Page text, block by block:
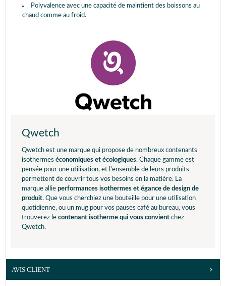
Polyvalence avec une capacité de maintient des boissons au
chaud comme au froid.
Qwetch
Qwetch est une marque qui propose de nombreux contenants
isothermes économiques et écologiques. Chaque gamme est
pensée pour une utilisation, et l'ensemble de leurs produits
permettent de couvrir tous vos besoins en la matière. La
marque allie performances isothermes et égance de design de
produit. Que vous cherchiez une bouteille pour une utilisation
quotidienne, ou un mug pour vos pauses café au bureau, vous
trouverez le contenant isotherme qui vous convient chez
Qwetch.
AVIS CLIENT